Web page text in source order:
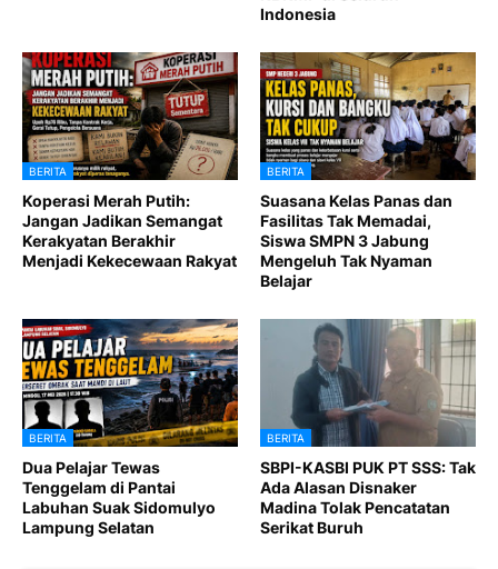
Indonesia
BERITA
Koperasi Merah Putih:
Jangan Jadikan Semangat
Kerakyatan Berakhir
Menjadi Kekecewaan Rakyat
BERITA
Suasana Kelas Panas dan
Fasilitas Tak Memadai,
Siswa SMPN 3 Jabung
Mengeluh Tak Nyaman
Belajar
BERITA
Dua Pelajar Tewas
Tenggelam di Pantai
Labuhan Suak Sidomulyo
Lampung Selatan
BERITA
SBPI-KASBI PUK PT SSS: Tak
Ada Alasan Disnaker
Madina Tolak Pencatatan
Serikat Buruh